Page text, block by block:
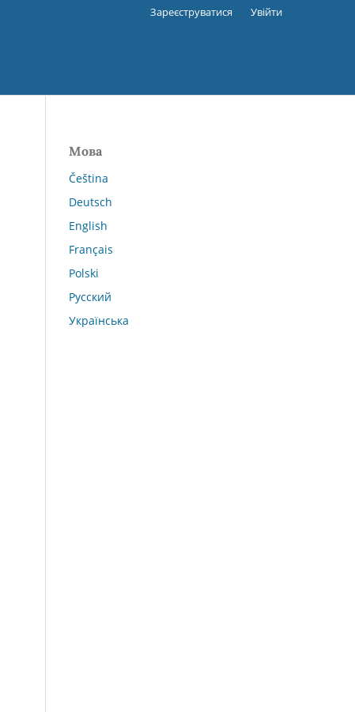
Зареєструватися Увійти
Мова
Čeština
Deutsch
English
Français
Polski
Русский
Українська